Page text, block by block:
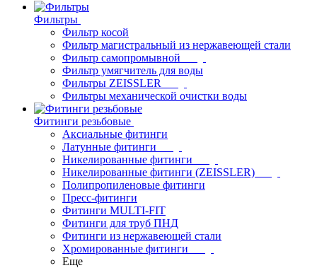
Фильтры
Фильтр косой
Фильтр магистральный из нержавеющей стали
Фильтр самопромывной
Фильтр умягчитель для воды
Фильтры ZEISSLER
Фильтры механической очистки воды
Фитинги резьбовые
Аксиальные фитинги
Латунные фитинги
Никелированные фитинги
Никелированные фитинги (ZEISSLER)
Полипропиленовые фитинги
Пресс-фитинги
Фитинги MULTI-FIT
Фитинги для труб ПНД
Фитинги из нержавеющей стали
Хромированные фитинги
Еще